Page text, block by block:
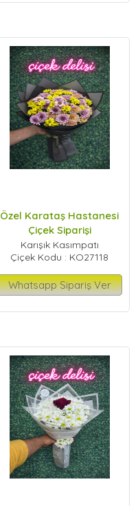
Özel Karataş Hastanesi
Çiçek Siparişi
Karışık Kasımpatı
Çiçek Kodu : KO27118
Whatsapp Sipariş Ver